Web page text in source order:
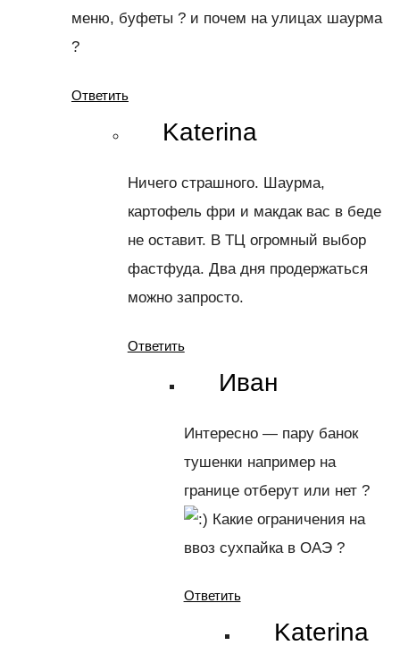
меню, буфеты ? и почем на улицах шаурма
?
Ответить
Katerina
Ничего страшного. Шаурма,
картофель фри и макдак вас в беде
не оставит. В ТЦ огромный выбор
фастфуда. Два дня продержаться
можно запросто.
Ответить
Иван
Интересно — пару банок
тушенки например на
границе отберут или нет ?
Какие ограничения на
ввоз сухпайка в ОАЭ ?
Ответить
Katerina